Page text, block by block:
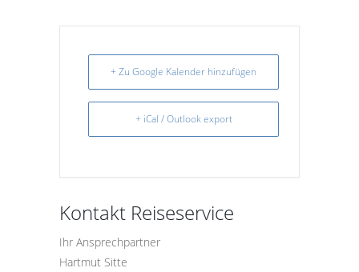
+ Zu Google Kalender hinzufügen
+ iCal / Outlook export
Kontakt Reiseservice
Ihr Ansprechpartner
Hartmut Sitte